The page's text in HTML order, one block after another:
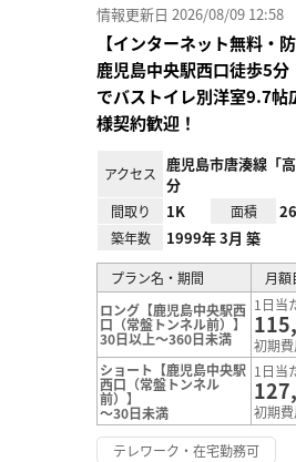
情報更新日 2026/08/09 12:58
【インターネット無料・
鹿児島中央駅西口徒歩5
でバストイレ別洋室9.7帖
様契約歓迎！
アクセス
鹿児島市唐湊線「
分
間取り 1K 面積
築年数 1999年 3月 築
プラン名・期間
月額
ロング【鹿児島中央駅西
口（常盤トンネル前）】
30日以上～360日未満
1日当
初期
ショート【鹿児島中央駅
西口（常盤トンネル
前）】
～30日未満
1日当
初期
テレワーク・在宅勤務可